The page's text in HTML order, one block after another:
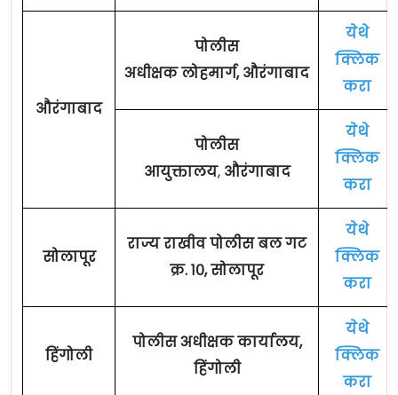
औरंगाबाद
पोलीस
अधीक्षक लोहमार्ग, औरंगाबाद
येथे
क्लिक
करा
पोलीस
आयुक्तालय, औरंगाबाद
येथे
क्लिक
करा
सोलापूर
राज्य राखीव पोलीस बल गट
क्र. १०, सोलापूर
येथे
क्लिक
करा
हिंगोली
पोलीस अधीक्षक कार्यालय,
हिंगोली
येथे
क्लिक
करा